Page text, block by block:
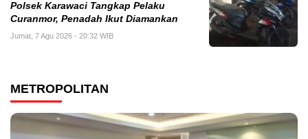
Polsek Karawaci Tangkap Pelaku
Curanmor, Penadah Ikut Diamankan
Jumat, 7 Agu 2026 - 20:32 WIB
METROPOLITAN